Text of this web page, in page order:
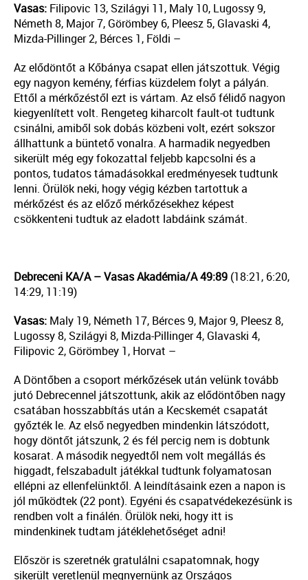
Vasas: Filipovic 13, Szilágyi 11, Maly 10, Lugossy 9,
Németh 8, Major 7, Görömbey 6, Pleesz 5, Glavaski 4,
Mizda-Pillinger 2, Bérces 1, Földi –
Az elődöntőt a Kőbánya csapat ellen játszottuk. Végig
egy nagyon kemény, férfias küzdelem folyt a pályán.
Ettől a mérkőzéstől ezt is vártam. Az első félidő nagyon
kiegyenlített volt. Rengeteg kiharcolt fault-ot tudtunk
csinálni, amiből sok dobás közbeni volt, ezért sokszor
állhattunk a büntető vonalra. A harmadik negyedben
sikerült még egy fokozattal feljebb kapcsolni és a
pontos, tudatos támadásokkal eredményesek tudtunk
lenni. Örülök neki, hogy végig kézben tartottuk a
mérkőzést és az előző mérkőzésekhez képest
csökkenteni tudtuk az eladott labdáink számát.
Debreceni KA/A – Vasas Akadémia/A 49:89 (18:21, 6:20,
14:29, 11:19)
Vasas: Maly 19, Németh 17, Bérces 9, Major 9, Pleesz 8,
Lugossy 8, Szilágyi 8, Mizda-Pillinger 4, Glavaski 4,
Filipovic 2, Görömbey 1, Horvat –
A Döntőben a csoport mérkőzések után velünk tovább
jutó Debrecennel játszottunk, akik az elődöntőben nagy
csatában hosszabbítás után a Kecskemét csapatát
győzték le. Az első negyedben mindenkin látszódott,
hogy döntőt játszunk, 2 és fél percig nem is dobtunk
kosarat. A második negyedtől nem volt megállás és
higgadt, felszabadult játékkal tudtunk folyamatosan
ellépni az ellenfelünktől. A leindításaink ezen a napon is
jól működtek (22 pont). Egyéni és csapatvédekezésünk is
rendben volt a finálén. Örülök neki, hogy itt is
mindenkinek tudtam játéklehetőséget adni!
Először is szeretnék gratulálni csapatomnak, hogy
sikerült veretlenül megnyernünk az Országos